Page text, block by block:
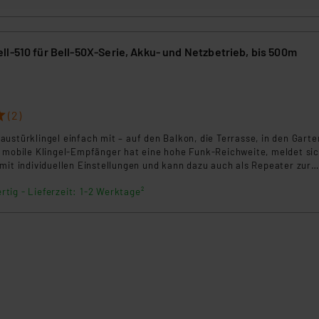
ggf. auch die Verarbeitung Ihrer Daten in den USA gemäß
und zu der jeweiligen Datenübermittlung erhalten Sie
der EU. Dies bedeutet, dass die USA
eingestuft wird. So besteht etwa das Risiko, dass US-
verarbeiten, ohne dass hiergegen Klagemöglichkeiten
Dienstleistern stützt sich auf die
Beurteilung der mit der Datenübermittlung, insbesondere
Bell-50X-Serie, Akku- und Netzbetrieb, bis 500m
(2)
einfach mit – auf den Balkon, die Terrasse, in den
Klingel-Empfänger hat eine hohe Funk-Reichweite, meldet
individuellen Einstellungen und kann dazu auch als Repeater zur
- Lieferzeit: 1-2 Werktage²